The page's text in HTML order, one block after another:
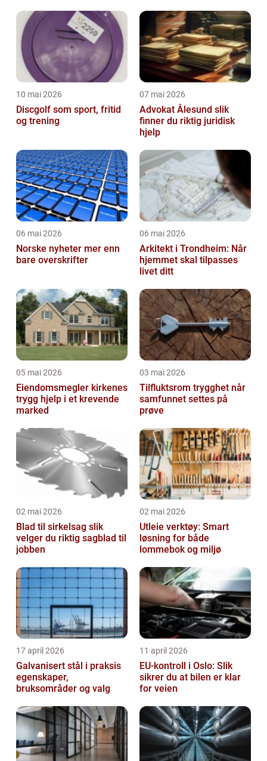
10 mai 2026
Discgolf som sport, fritid
og trening
07 mai 2026
Advokat Ålesund slik
finner du riktig juridisk
hjelp
06 mai 2026
Norske nyheter mer enn
bare overskrifter
06 mai 2026
Arkitekt i Trondheim: Når
hjemmet skal tilpasses
livet ditt
05 mai 2026
Eiendomsmegler kirkenes
trygg hjelp i et krevende
marked
03 mai 2026
Tilfluktsrom trygghet når
samfunnet settes på
prøve
02 mai 2026
Blad til sirkelsag slik
velger du riktig sagblad til
jobben
02 mai 2026
Utleie verktøy: Smart
løsning for både
lommebok og miljø
17 april 2026
Galvanisert stål i praksis
egenskaper,
bruksområder og valg
11 april 2026
EU-kontroll i Oslo: Slik
sikrer du at bilen er klar
for veien